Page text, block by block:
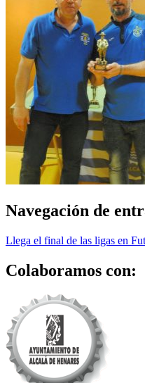
Navegación de
Llega el final de las ligas en
Colaboramos con: